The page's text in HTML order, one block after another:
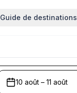
Guide de destinations
10 août – 11 août